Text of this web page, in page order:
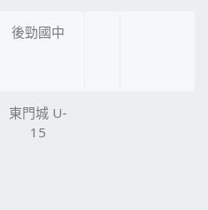
後勁國中
東門城 U-
15